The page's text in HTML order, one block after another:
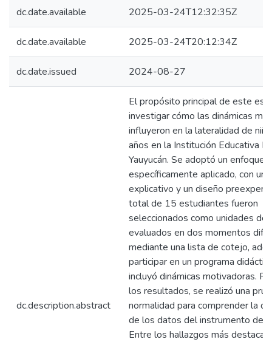
dc.date.available 2025-03-24T12:32:35Z
dc.date.available 2025-03-24T20:12:34Z
dc.date.issued 2024-08-27
dc.description.abstract
El propósito principal de este
investigar cómo las dinámicas
influyeron en la lateralidad de
años en la Institución Educativa
Yauyucán. Se adoptó un enfoque
específicamente aplicado, con un
explicativo y un diseño
total de 15 estudiantes fueron
seleccionados como unidades de
evaluados en dos momentos
mediante una lista de cotejo,
participar en un programa
incluyó dinámicas motivadoras.
los resultados, se realizó una
normalidad para comprender la
de los datos del instrumento de
Entre los hallazgos más